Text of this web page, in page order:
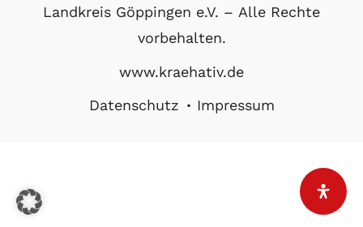
Landkreis Göppingen e.V. – Alle Rechte
vorbehalten.
www.kraehativ.de
Datenschutz
Impressum